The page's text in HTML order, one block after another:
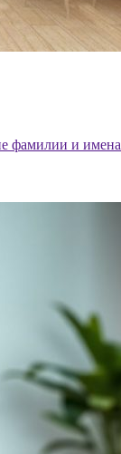
фамилии и имена